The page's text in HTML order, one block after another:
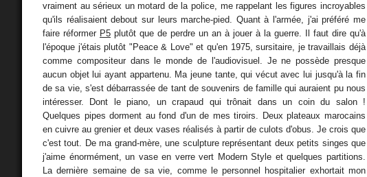
vraiment au sérieux un motard de la police, me rappelant les figures incroyables
qu'ils réalisaient debout sur leurs marche-pied. Quant à l'armée, j'ai préféré me
faire réformer P5 plutôt que de perdre un an à jouer à la guerre. Il faut dire qu'à
l'époque j'étais plutôt "Peace & Love" et qu'en 1975, sursitaire, je travaillais déjà
comme compositeur dans le monde de l'audiovisuel. Je ne possède presque
aucun objet lui ayant appartenu. Ma jeune tante, qui vécut avec lui jusqu'à la fin
de sa vie, s'est débarrassée de tant de souvenirs de famille qui auraient pu nous
intéresser. Dont le piano, un crapaud qui trônait dans un coin du salon !
Quelques pipes dorment au fond d'un de mes tiroirs. Deux plateaux marocains
en cuivre au grenier et deux vases réalisés à partir de culots d'obus. Je crois que
c'est tout. De ma grand-mère, une sculpture représentant deux petits singes que
j'aime énormément, un vase en verre vert Modern Style et quelques partitions.
La dernière semaine de sa vie, comme le personnel hospitalier exhortait mon